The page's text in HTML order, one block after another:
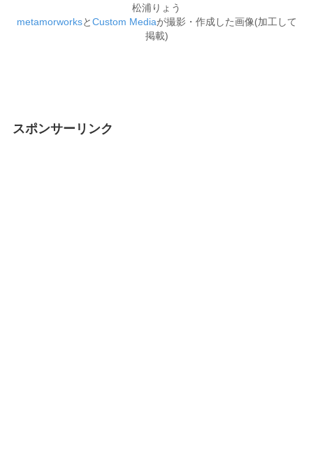
松浦りょう
metamorworksとCustom Mediaが撮影・作成した画像(加工して
掲載)
スポンサーリンク